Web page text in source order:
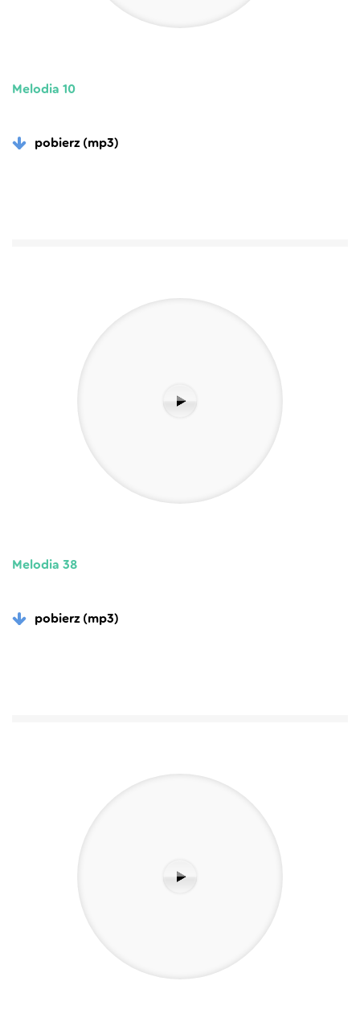
Melodia 10
pobierz (mp3)
Melodia 38
pobierz (mp3)